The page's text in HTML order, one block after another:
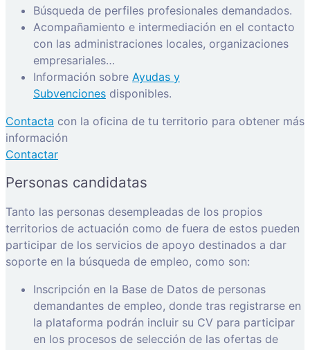
Búsqueda de perfiles profesionales demandados.
Acompañamiento e intermediación en el contacto
con las administraciones locales, organizaciones
empresariales…
Información sobre Ayudas y
Subvenciones disponibles.
Contacta con la oficina de tu territorio para obtener más
información
Contactar
Personas candidatas
Tanto las personas desempleadas de los propios
territorios de actuación como de fuera de estos pueden
participar de los servicios de apoyo destinados a dar
soporte en la búsqueda de empleo, como son:
Inscripción en la Base de Datos de personas
demandantes de empleo, donde tras registrarse en
la plataforma podrán incluir su CV para participar
en los procesos de selección de las ofertas de